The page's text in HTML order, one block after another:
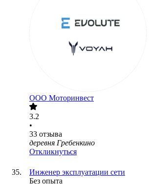
ООО Моторинвест
3.2
•
33 отзыва
деревня Гребенкино
Откликнуться
Инженер эксплуатации сети
Без опыта